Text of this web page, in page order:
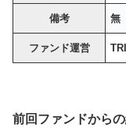
備考 無
ファンド運営
前回ファンドから